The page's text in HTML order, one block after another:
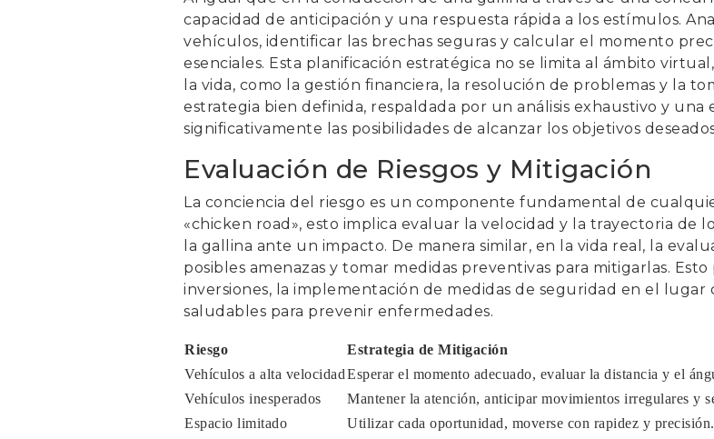
capacidad de anticipación y una respuesta rápida a los estímulos.
vehículos, identificar las brechas seguras y calcular el momento
esenciales. Esta planificación estratégica no se limita al ámbito
la vida, como la gestión financiera, la resolución de problemas y la
estrategia bien definida, respaldada por un análisis exhaustivo y una
significativamente las posibilidades de alcanzar los objetivos
Evaluación de Riesgos y Mitigación
La conciencia del riesgo es un componente fundamental de
«chicken road», esto implica evaluar la velocidad y la trayectoria de
la gallina ante un impacto. De manera similar, en la vida real, la
posibles amenazas y tomar medidas preventivas para mitigarlas.
inversiones, la implementación de medidas de seguridad en el lugar
saludables para prevenir enfermedades.
Riesgo
Estrategia de Mitigación
Vehículos a alta velocidadEsperar el momento adecuado, evaluar la distancia y el
Vehículos inesperados
Mantener la atención, anticipar movimientos irregulares y
Espacio limitado
Utilizar cada oportunidad, moverse con rapidez y precisión.